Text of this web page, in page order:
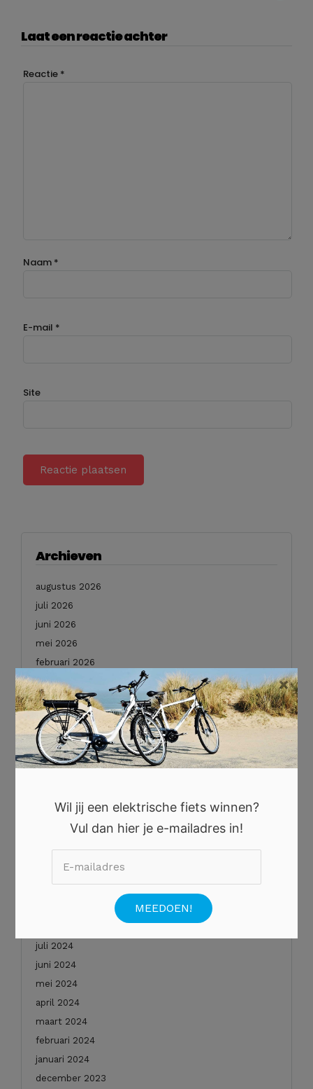
Laat een reactie achter
Reactie *
Naam *
E-mail *
Site
Archieven
augustus 2026
juli 2026
juni 2026
mei 2026
februari 2026
januari 2026
december 2025
november 2025
oktober 2025
augustus 2025
mei 2025
januari 2025
december 2024
november 2024
juli 2024
juni 2024
mei 2024
april 2024
maart 2024
februari 2024
januari 2024
december 2023
Wil jij een elektrische fiets winnen?
Vul dan hier je e-mailadres in!
×